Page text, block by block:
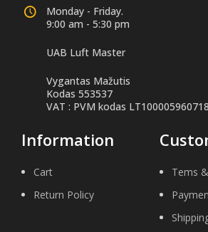
Monday - Friday.
9:00 am - 5:30 pm
UAB Luft Master
Vygantas Mažutis
Kodas 553537
VAT : PVM kodas LT100005960718
Information
Cart
Return Policy
Tems